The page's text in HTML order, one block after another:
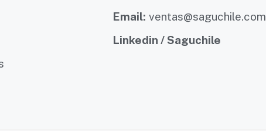
Email: ventas@saguchile.com
Linkedin / Saguchile